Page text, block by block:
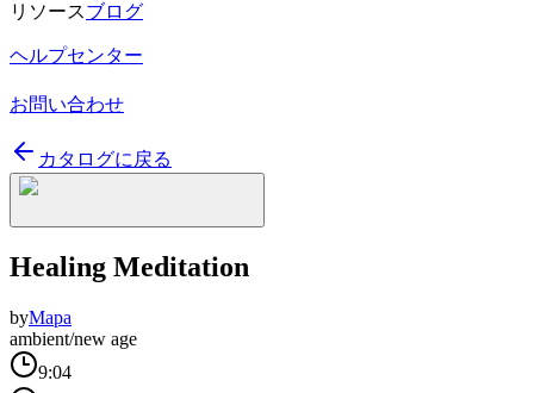
リソースブログ
ヘルプセンター
お問い合わせ
カタログに戻る
Healing Meditation
byMapa
ambient/new age
9:04